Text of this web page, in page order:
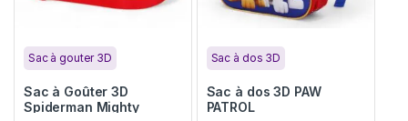
Sac à gouter 3D
Sac à Goûter 3D
Spiderman Mighty
Sac à dos 3D
Sac à dos 3D PAW
PATROL